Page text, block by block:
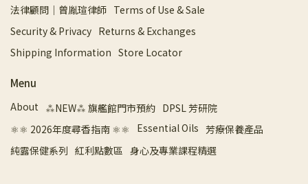
法律顧問｜曾胤瑄律師 Terms of Use & Sale
Security & Privacy Returns & Exchanges
Shipping Information Store Locator
Menu
About ⁂NEW⁂ 旗艦館門市預約 DPSL 芳研院
⚛︎⚛︎ 2026年度尋香指南 ⚛︎⚛︎
Essential Oils 芳療保養產品
純露保健系列 紅利點數區 身心及專業課程精選